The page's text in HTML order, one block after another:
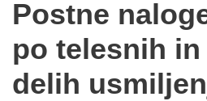
Postne
po telesnih
delih